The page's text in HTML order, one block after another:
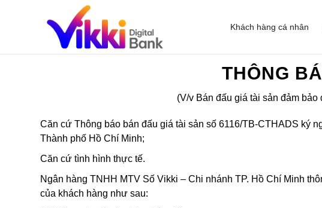
Khách hàng cá nhân
THÔNG
(V/v Bán đấu giá tài sản đảm bảo
Căn cứ Thông báo bán đấu giá tài sản số 6116/TB-CTHADS ký
Thành phố Hồ Chí Minh;
Căn cứ tình hình thực tế.
Ngân hàng TNHH MTV Số Vikki – Chi nhánh TP. Hồ Chí Minh
của khách hàng như sau: